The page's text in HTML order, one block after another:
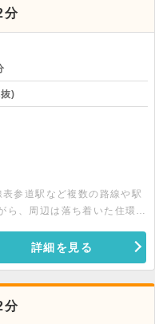
分
)
参道駅など複数の路線や駅
ら、周辺は落ち着いた住環境
詳細を見る
分